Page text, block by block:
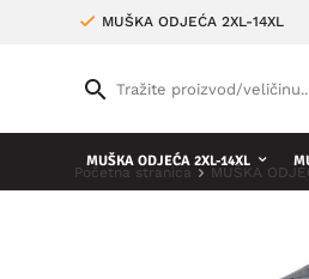
MUŠKA ODJEĆA 2XL-14XL
MUŠKA ODJEĆA 2XL-14XL
Početna stranica MUŠKA